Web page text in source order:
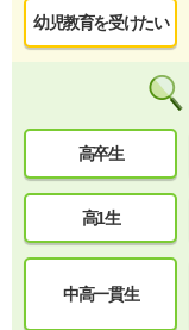
幼児教育を受けたい
高卒生
高1生
中高一貫生